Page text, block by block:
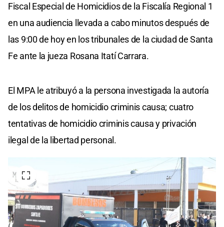
Fiscal Especial de Homicidios de la Fiscalía Regional 1
en una audiencia llevada a cabo minutos después de
las 9:00 de hoy en los tribunales de la ciudad de Santa
Fe ante la jueza Rosana Itatí Carrara.
El MPA le atribuyó a la persona investigada la autoría
de los delitos de homicidio criminis causa; cuatro
tentativas de homicidio criminis causa y privación
ilegal de la libertad personal.